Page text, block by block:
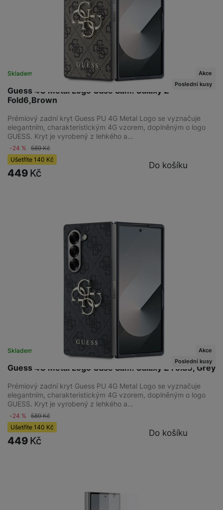
Guess 4G Metal Logo Case Sam. Galaxy Z
Fold6,Brown
Skladem na 1 prodejně
Akce
Poslední kusy
Prémiový zadní kryt Guess PU 4G Metal Logo se vyznačuje
elegantním, charakteristickým 4G vzorem, doplněným o logo
GUESS. Kryt je vyrobený z lehkého a…
-24 % 589Kč
Ušetříte 140 Kč
449 Kč
Do košíku
Guess 4G Metal Logo Case Sam. Galaxy Z Fold6, Grey
Skladem na prodejně na 1 prodejně
Akce
Poslední kusy
Prémiový zadní kryt Guess PU 4G Metal Logo se vyznačuje
elegantním, charakteristickým 4G vzorem, doplněným o logo
GUESS. Kryt je vyrobený z lehkého a…
-24 % 589Kč
Ušetříte 140 Kč
449 Kč
Do košíku